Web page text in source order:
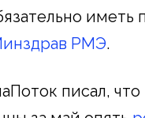
иметь
РМЭ.
писал, что